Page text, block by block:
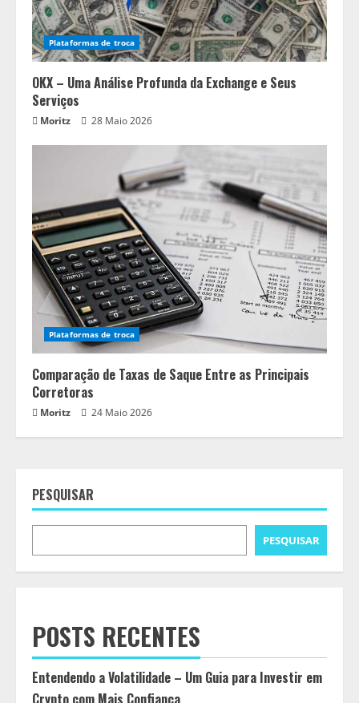
Plataformas de troca
OKX – Uma Análise Profunda da Exchange e Seus
Serviços
Moritz 28 Maio 2026
Plataformas de troca
Comparação de Taxas de Saque Entre as Principais
Corretoras
Moritz 24 Maio 2026
PESQUISAR
PESQUISAR
POSTS RECENTES
Entendendo a Volatilidade – Um Guia para Investir em
Crypto com Mais Confiança